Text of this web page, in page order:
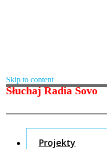
Skip to content
Słuchaj Radia Sovo
Projekty